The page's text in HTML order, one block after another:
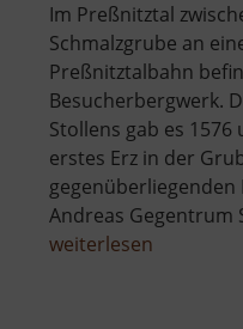
Im Preßnitztal
Schmalzgrube an
Preßnitztalbahn
Besucherbergwerk.
Stollens gab es
erstes Erz in der
gegenüberliegenden
Andreas Gegentrum
weiterlesen